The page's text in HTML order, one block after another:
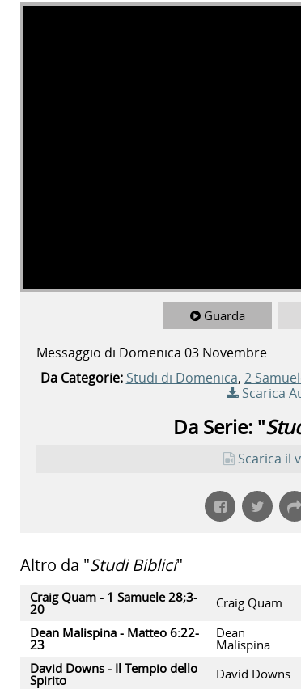
Guarda
Messaggio di Domenica 03 Novembre
Da Categorie: Studi di Domenica, 2
Scarica
Da Serie: "
Scarica il
Altro da "Studi Biblici"
Craig Quam - 1 Samuele 28;3-
20 Craig Quam
Dean Malispina - Matteo 6:22-
23
Dean
Malispina
David Downs - Il Tempio dello
Spirito David Downs